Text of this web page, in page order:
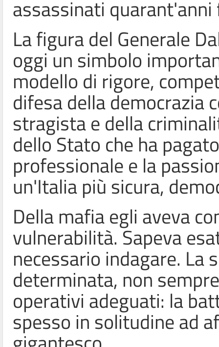
assassinati quarant'anni
La figura del Generale
oggi un simbolo
modello di rigore,
difesa della democrazia
stragista e della
dello Stato che ha
professionale e la
un'Italia più sicura,
Della mafia egli aveva
vulnerabilità. Sapeva
necessario indagare. La
determinata, non
operativi adeguati: la
spesso in solitudine ad